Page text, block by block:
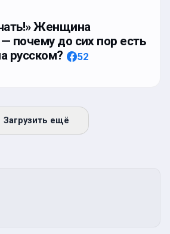
Женщина
почему до сих пор есть
русском?
52
Загрузить ещё